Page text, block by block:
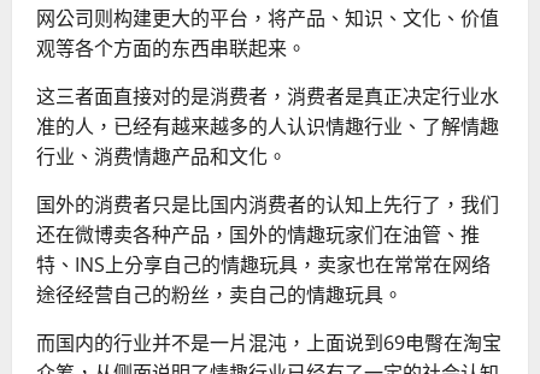
网公司则构建更大的平台，将产品、知识、文化、价值
观等各个方面的东西串联起来。
这三者面直接对的是消费者，消费者是真正决定行业水
准的人，已经有越来越多的人认识情趣行业、了解情趣
行业、消费情趣产品和文化。
国外的消费者只是比国内消费者的认知上先行了，我们
还在微博卖各种产品，国外的情趣玩家们在油管、推
特、INS上分享自己的情趣玩具，卖家也在常常在网络
途径经营自己的粉丝，卖自己的情趣玩具。
而国内的行业并不是一片混沌，上面说到69电臀在淘宝